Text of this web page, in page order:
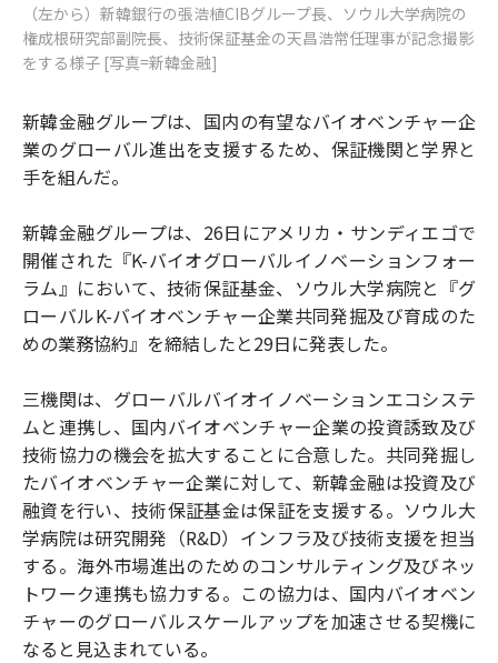
（左から）新韓銀行の張浩植CIBグループ長、ソウル大学病院の
権成根研究部副院長、技術保証基金の天昌浩常任理事が記念撮影
をする様子 [写真=新韓金融]
新韓金融グループは、国内の有望なバイオベンチャー企
業のグローバル進出を支援するため、保証機関と学界と
手を組んだ。
新韓金融グループは、26日にアメリカ・サンディエゴで
開催された『K-バイオグローバルイノベーションフォー
ラム』において、技術保証基金、ソウル大学病院と『グ
ローバルK-バイオベンチャー企業共同発掘及び育成のた
めの業務協約』を締結したと29日に発表した。
三機関は、グローバルバイオイノベーションエコシステ
ムと連携し、国内バイオベンチャー企業の投資誘致及び
技術協力の機会を拡大することに合意した。共同発掘し
たバイオベンチャー企業に対して、新韓金融は投資及び
融資を行い、技術保証基金は保証を支援する。ソウル大
学病院は研究開発（R&D）インフラ及び技術支援を担当
する。海外市場進出のためのコンサルティング及びネッ
トワーク連携も協力する。この協力は、国内バイオベン
チャーのグローバルスケールアップを加速させる契機に
なると見込まれている。